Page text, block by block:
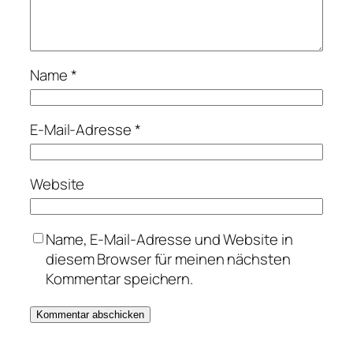
Name*
E-Mail-Adresse*
Website
Name, E-Mail-Adresse und Website in
diesem Browser für meinen nächsten
Kommentar speichern.